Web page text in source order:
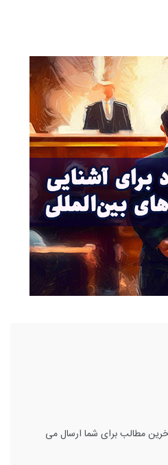
مطالب برای شما ارسال می